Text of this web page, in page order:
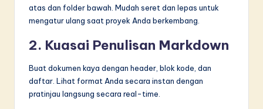
atas dan folder bawah. Mudah seret dan lepas untuk
mengatur ulang saat proyek Anda berkembang.
2. Kuasai Penulisan Markdown
Buat dokumen kaya dengan header, blok kode, dan
daftar. Lihat format Anda secara instan dengan
pratinjau langsung secara real-time.